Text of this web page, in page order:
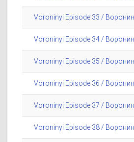
Voroninyi Episode 33 /
Voroninyi Episode 34 /
Voroninyi Episode 35 /
Voroninyi Episode 36 /
Voroninyi Episode 37 /
Voroninyi Episode 38 /